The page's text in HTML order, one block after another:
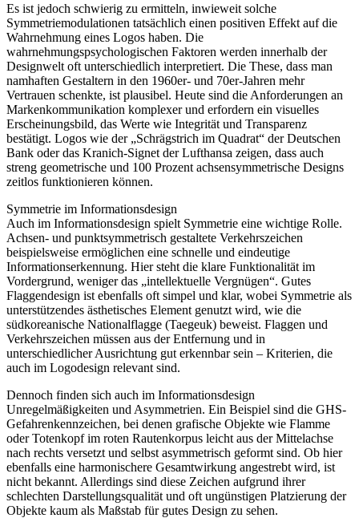
Es ist jedoch schwierig zu ermitteln, inwieweit solche
Symmetriemodulationen tatsächlich einen positiven Effekt auf die
Wahrnehmung eines Logos haben. Die
wahrnehmungspsychologischen Faktoren werden innerhalb der
Designwelt oft unterschiedlich interpretiert. Die These, dass man
namhaften Gestaltern in den 1960er- und 70er-Jahren mehr
Vertrauen schenkte, ist plausibel. Heute sind die Anforderungen an
Markenkommunikation komplexer und erfordern ein visuelles
Erscheinungsbild, das Werte wie Integrität und Transparenz
bestätigt. Logos wie der „Schrägstrich im Quadrat“ der Deutschen
Bank oder das Kranich-Signet der Lufthansa zeigen, dass auch
streng geometrische und 100 Prozent achsensymmetrische Designs
zeitlos funktionieren können.
Symmetrie im Informationsdesign
Auch im Informationsdesign spielt Symmetrie eine wichtige Rolle.
Achsen- und punktsymmetrisch gestaltete Verkehrszeichen
beispielsweise ermöglichen eine schnelle und eindeutige
Informationserkennung. Hier steht die klare Funktionalität im
Vordergrund, weniger das „intellektuelle Vergnügen“. Gutes
Flaggendesign ist ebenfalls oft simpel und klar, wobei Symmetrie als
unterstützendes ästhetisches Element genutzt wird, wie die
südkoreanische Nationalflagge (Taegeuk) beweist. Flaggen und
Verkehrszeichen müssen aus der Entfernung und in
unterschiedlicher Ausrichtung gut erkennbar sein – Kriterien, die
auch im Logodesign relevant sind.
Dennoch finden sich auch im Informationsdesign
Unregelmäßigkeiten und Asymmetrien. Ein Beispiel sind die GHS-
Gefahrenkennzeichen, bei denen grafische Objekte wie Flamme
oder Totenkopf im roten Rautenkorpus leicht aus der Mittelachse
nach rechts versetzt und selbst asymmetrisch geformt sind. Ob hier
ebenfalls eine harmonischere Gesamtwirkung angestrebt wird, ist
nicht bekannt. Allerdings sind diese Zeichen aufgrund ihrer
schlechten Darstellungsqualität und oft ungünstigen Platzierung der
Objekte kaum als Maßstab für gutes Design zu sehen.